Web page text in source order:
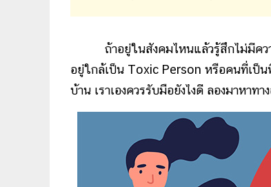
ถ้าอยู่ในสังคมไหนแล้วรู้สึกไม่มีความ
อยู่ใกล้เป็น Toxic Person หรือคนที่เป็
บ้าน เราเองควรรับมือยังไงดี ลองมาหาท